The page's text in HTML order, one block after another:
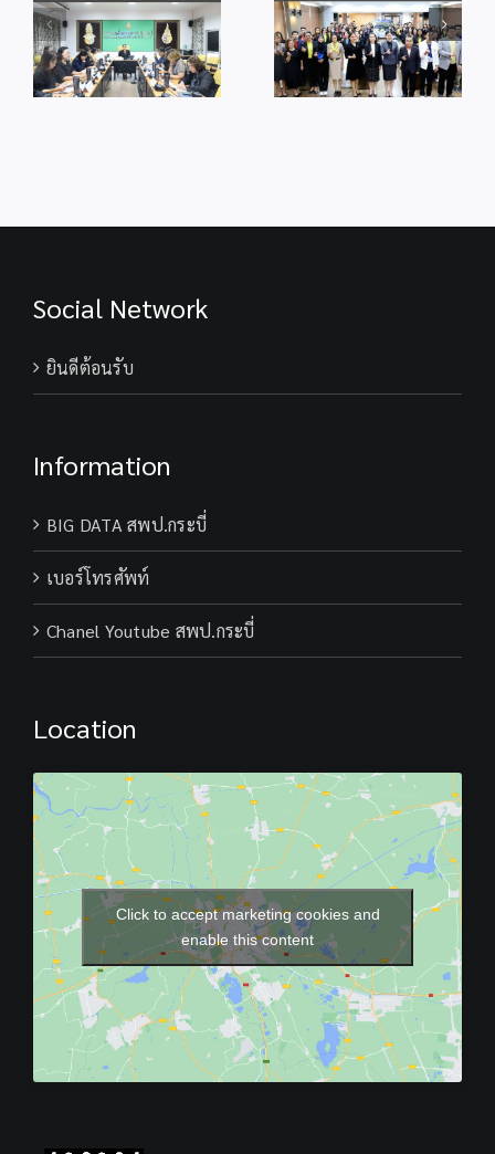
ศึกษา
สพป.พังงา แลก
เปลี่ยนเรียนรู้การ
ขับเคลื่อน SLC
และการบริหาร
การส่งเสริมความ
โปร่งใสการดำเนิน
งานของสำนักงาน
ประจำ
Social Network
ยินดีต้อนรับ
Information
BIG DATA สพป.กระบี่
เบอร์โทรศัพท์
Chanel Youtube สพป.กระบี่
Location
Click to accept marketing cookies and
enable this content